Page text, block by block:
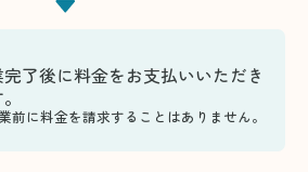
了後に料金をお支払いいただき
前に料金を請求することはありません。